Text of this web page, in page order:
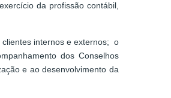
da profissão contábil,
clientes internos e externos; o
dos Conselhos
e ao desenvolvimento da